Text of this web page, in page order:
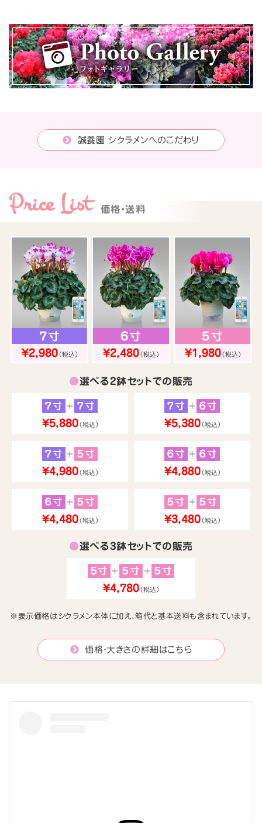
誠養園 シクラメンへのこだわり
Price List 価格・送料
７寸
¥2,980（税込）
６寸
¥2,480（税込）
５寸
¥1,980（税込）
●選べる2鉢セットでの販売
７寸 ＋ ７寸
¥5,880（税込）
７寸 ＋ ６寸
¥5,380（税込）
７寸 ＋ ５寸
¥4,980（税込）
６寸 ＋ ６寸
¥4,880（税込）
６寸 ＋ ５寸
¥4,480（税込）
５寸 ＋ ５寸
¥3,480（税込）
●選べる3鉢セットでの販売
５寸 ＋ ５寸 ＋ ５寸
¥4,780（税込）
※表示価格はシクラメン本体に加え、箱代と基本送料も含まれています。
価格・大きさの詳細はこちら